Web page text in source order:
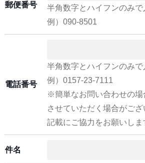
郵便番号
半角数字とハイフンのみで
例）090-8501
電話番号
半角数字とハイフンのみで
例）0157-23-7111
※簡単なお問い合わせの場
させていただく場合がご
記載にご協力をお願いしま
件名